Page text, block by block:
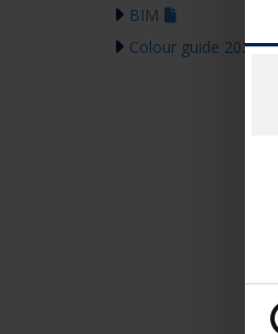
BIM
Colour guide 2026